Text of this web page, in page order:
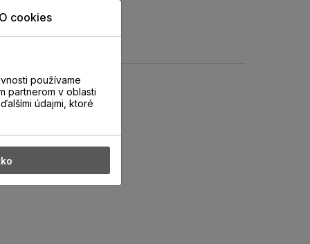
cookies
používame
partnerom v oblasti
údajmi, ktoré